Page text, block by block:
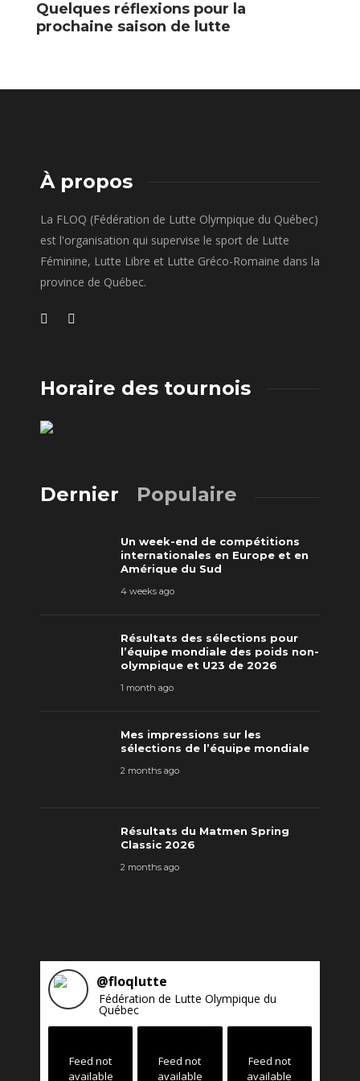
Quelques réflexions pour la
prochaine saison de lutte
À propos
La FLOQ (Fédération de Lutte Olympique du Québec)
est l'organisation qui supervise le sport de Lutte
Féminine, Lutte Libre et Lutte Gréco-Romaine dans la
province de Québec.
Horaire des tournois
Dernier Populaire
Un week-end de compétitions
internationales en Europe et en
Amérique du Sud
4 weeks ago
Résultats des sélections pour
l’équipe mondiale des poids non-
olympique et U23 de 2026
1 month ago
Mes impressions sur les
sélections de l’équipe mondiale
2 months ago
Résultats du Matmen Spring
Classic 2026
2 months ago
@floqlutte
Fédération de Lutte Olympique du
Québec
Feed not
available
Feed not
available
Feed not
available